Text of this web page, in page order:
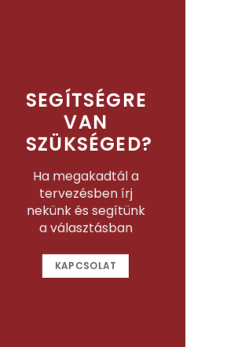
SEGÍTSÉGRE
VAN
SZÜKSÉGED?
Ha megakadtál a
tervezésben írj
nekünk és segítünk
a választásban
KAPCSOLAT